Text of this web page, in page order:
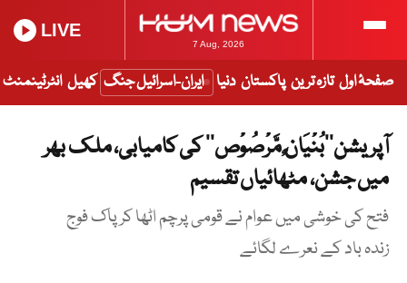
7 Aug, 2026
LIVE
صفحۂ اول تازہ ترین پاکستان دنیا ایران-اسرائیل جنگ کھیل انٹرٹینمنٹ
آپریشن’’بُنْيَانٌ مَّرْصُوْص‘‘ کی کامیابی، ملک بھر
میں جشن، مٹھائیاں تقسیم
فتح کی خوشی میں عوام نے قومی پرچم اٹھا کر پاک فوج
زندہ باد کے نعرے لگائے